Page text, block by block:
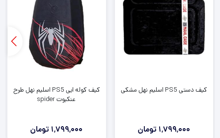
کیف دستی PS5 اسلیم نهل مشکی
1,799,000 تومان
کیف کوله ایی PS5 اسلیم نهل طرح
عنکبوت spider
1,799,000 تومان